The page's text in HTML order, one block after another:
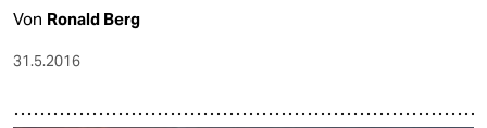
Von Ronald Berg
31.5.2016